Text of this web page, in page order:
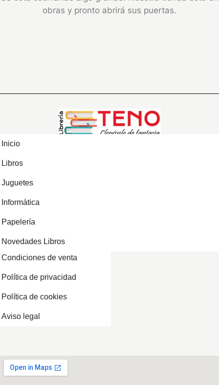
obras y pronto abrirá sus puertas.
Inicio
Libros
Juguetes
Informática
Papelería
Novedades Libros
Condiciones de venta
Política de privacidad
Política de cookies
Aviso legal